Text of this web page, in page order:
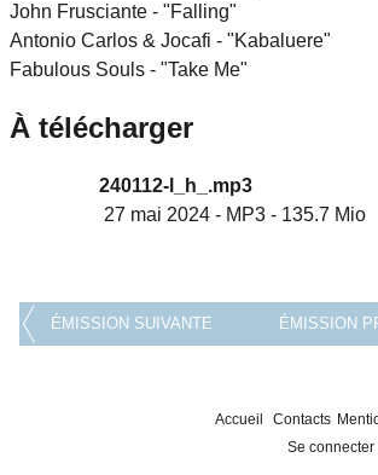
John Frusciante - "Falling"
Antonio Carlos & Jocafi - "Kabaluere"
Fabulous Souls - "Take Me"
À télécharger
240112-l_h_.mp3
27 mai 2024 - MP3 - 135.7 Mio
ÉMISSION SUIVANTE ÉMISSION
Accueil Contacts
Se connecter